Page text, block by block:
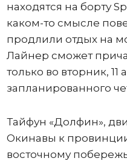
находятся на борту
каком-то смысле
продлили отдых на
Лайнер сможет
только во вторник, 11
запланированного
Тайфун «Долфин»,
Окинавы к
восточному